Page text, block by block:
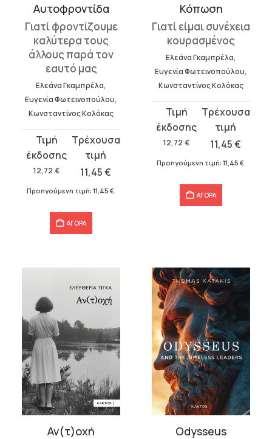
Αυτοφροντίδα
Γιατί φροντίζουμε
καλύτερα τους
άλλους παρά τον
εαυτό μας
Ελεάνα Γκαμπρέλα,
Ευγενία Φωτεινοπούλου,
Κωνσταντίνος Κολόκας
12,72 €
Original
price
was:
12,72 €.
11,45€
τρέχουσα
τιμή
Προηγούμενη τιμή: 11,45 €.
ΑΓΟΡΑ
Κόπωση
Γιατί είμαι συνέχεια
κουρασμένος
Ελεάνα Γκαμπρέλα,
Ευγενία Φωτεινοπούλου,
Κωνσταντίνος Κολόκας
12,72 €
Original
price
was:
12,72 €.
11,45€
τρέχουσα
τιμή
Προηγούμενη τιμή: 11,45 €.
ΑΓΟΡΑ
Αν(τ)οχή Odysseus